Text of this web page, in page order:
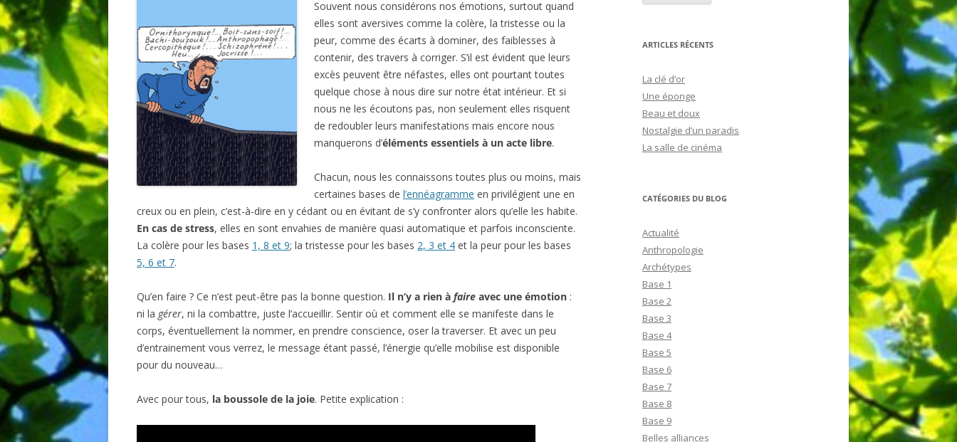
BIBLIOGRAPHIE
ENTRETIEN AVEC
PSYCHOLOGIES.COM
REVUE DE PRESSE
BIBLIOGRAPHIE
BIBLIOGRAPHIE
Souvent nous considérons nos émotions, surtout quand
elles sont aversives comme la colère, la tristesse ou la
peur, comme des écarts à dominer, des faiblesses à
contenir, des travers à corriger. S’il est évident que leurs
excès peuvent être néfastes, elles ont pourtant toutes
quelque chose à nous dire sur notre état intérieur. Et si
nous ne les écoutons pas, non seulement elles risquent
de redoubler leurs manifestations mais encore nous
manquerons d’éléments essentiels à un acte libre.
Chacun, nous les connaissons toutes plus ou moins, mais
certaines bases de l’ennéagramme en privilégient une en
creux ou en plein, c’est-à-dire en y cédant ou en évitant de s’y confronter alors qu’elle les habite.
En cas de stress, elles en sont envahies de manière quasi automatique et parfois inconsciente.
La colère pour les bases 1, 8 et 9; la tristesse pour les bases 2, 3 et 4 et la peur pour les bases
5, 6 et 7.
Qu’en faire ? Ce n’est peut-être pas la bonne question. Il n’y a rien à faire avec une émotion :
ni la gérer, ni la combattre, juste l’accueillir. Sentir où et comment elle se manifeste dans le
corps, éventuellement la nommer, en prendre conscience, oser la traverser. Et avec un peu
d’entrainement vous verrez, le message étant passé, l’énergie qu’elle mobilise est disponible
pour du nouveau…
Avec pour tous, la boussole de la joie. Petite explication :
ARTICLES RÉCENTS
La clé d’or
Une éponge
Beau et doux
Nostalgie d’un paradis
La salle de cinéma
CATÉGORIES DU BLOG
Actualité
Anthropologie
Archétypes
Base 1
Base 2
Base 3
Base 4
Base 5
Base 6
Base 7
Base 8
Base 9
Belles alliances